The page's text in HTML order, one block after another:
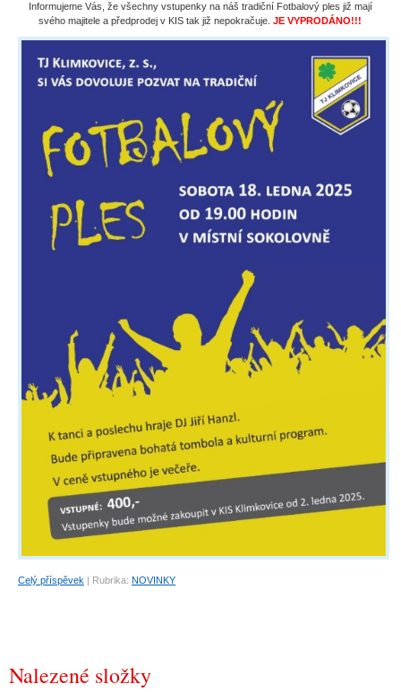
Informujeme Vás, že všechny vstupenky na náš tradiční Fotbalový ples již mají
svého majitele a předprodej v KIS tak již nepokračuje. JE VYPRODÁNO!!!
Celý příspěvek Rubrika: NOVINKY
Nalezené složky